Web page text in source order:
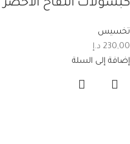
كبسولات التفاح الأخضر
تخسيس
230,00 د.إ
إضافة إلى السلة